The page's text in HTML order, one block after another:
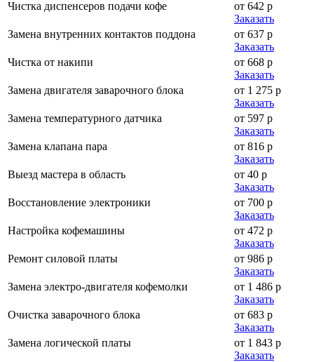
Чистка диспенсеров подачи кофе
от 642 р
Заказать
Замена внутренних контактов поддона
от 637 р
Заказать
Чистка от накипи
от 668 р
Заказать
Замена двигателя заварочного блока
от 1 275 р
Заказать
Замена температурного датчика
от 597 р
Заказать
Замена клапана пара
от 816 р
Заказать
Выезд мастера в область
от 40 р
Заказать
Восстановление электроники
от 700 р
Заказать
Настройка кофемашины
от 472 р
Заказать
Ремонт силовой платы
от 986 р
Заказать
Замена электро-двигателя кофемолки
от 1 486 р
Заказать
Очистка заварочного блока
от 683 р
Заказать
Замена логической платы
от 1 843 р
Заказать